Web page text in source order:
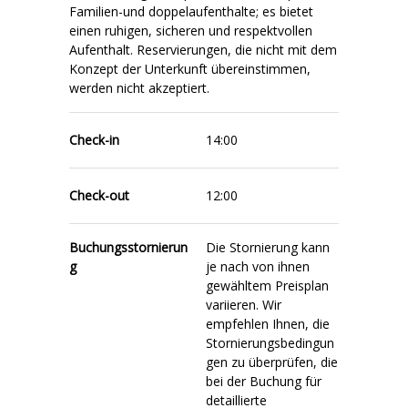
Familien-und doppelaufenthalte; es bietet
einen ruhigen, sicheren und respektvollen
Aufenthalt. Reservierungen, die nicht mit dem
Konzept der Unterkunft übereinstimmen,
werden nicht akzeptiert.
Check-in 14:00
Check-out 12:00
Buchungsstornierun
g
Die Stornierung kann
je nach von ihnen
gewähltem Preisplan
variieren. Wir
empfehlen Ihnen, die
Stornierungsbedingun
gen zu überprüfen, die
bei der Buchung für
detaillierte